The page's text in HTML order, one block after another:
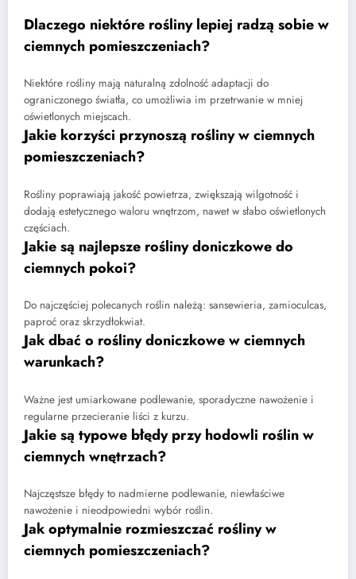
Dlaczego niektóre rośliny lepiej radzą sobie w
ciemnych pomieszczeniach?
Niektóre rośliny mają naturalną zdolność adaptacji do
ograniczonego światła, co umożliwia im przetrwanie w mniej
oświetlonych miejscach.
Jakie korzyści przynoszą rośliny w ciemnych
pomieszczeniach?
Rośliny poprawiają jakość powietrza, zwiększają wilgotność i
dodają estetycznego waloru wnętrzom, nawet w słabo oświetlonych
częściach.
Jakie są najlepsze rośliny doniczkowe do
ciemnych pokoi?
Do najczęściej polecanych roślin należą: sansewieria, zamioculcas,
paproć oraz skrzydłokwiat.
Jak dbać o rośliny doniczkowe w ciemnych
warunkach?
Ważne jest umiarkowane podlewanie, sporadyczne nawożenie i
regularne przecieranie liści z kurzu.
Jakie są typowe błędy przy hodowli roślin w
ciemnych wnętrzach?
Najczęstsze błędy to nadmierne podlewanie, niewłaściwe
nawożenie i nieodpowiedni wybór roślin.
Jak optymalnie rozmieszczać rośliny w
ciemnych pomieszczeniach?